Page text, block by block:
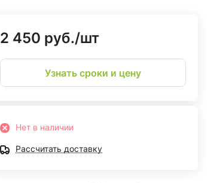
2 450 руб./шт
Узнать сроки и цену
Нет в наличии
Рассчитать доставку